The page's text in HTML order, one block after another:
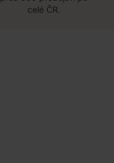
celé ČR.